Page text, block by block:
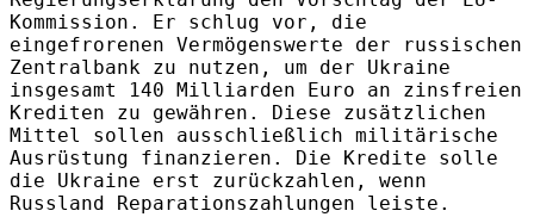
Kommission. Er schlug vor, die
eingefrorenen Vermögenswerte der russischen
Zentralbank zu nutzen, um der Ukraine
insgesamt 140 Milliarden Euro an zinsfreien
Krediten zu gewähren. Diese zusätzlichen
Mittel sollen ausschließlich militärische
Ausrüstung finanzieren. Die Kredite solle
die Ukraine erst zurückzahlen, wenn
Russland Reparationszahlungen leiste.